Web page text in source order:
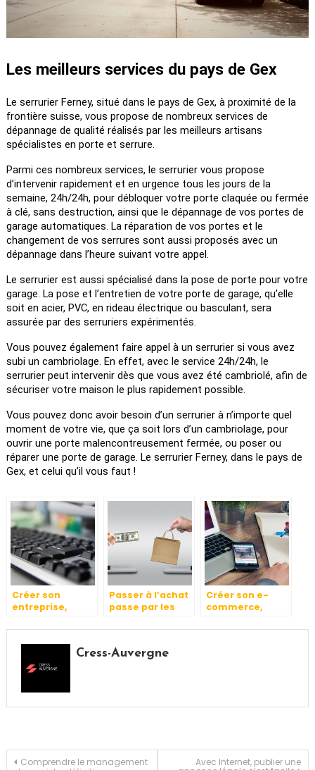
Les meilleurs services du pays de Gex
Le serrurier Ferney, situé dans le pays de Gex, à proximité de la
frontière suisse, vous propose de nombreux services de
dépannage de qualité réalisés par les meilleurs artisans
spécialistes en porte et serrure.
Parmi ces nombreux services, le serrurier vous propose
d’intervenir rapidement et en urgence tous les jours de la
semaine, 24h/24h, pour débloquer votre porte claquée ou fermée
à clé, sans destruction, ainsi que le dépannage de vos portes de
garage automatiques. La réparation de vos portes et le
changement de vos serrures sont aussi proposés avec un
dépannage dans l’heure suivant votre appel.
Le serrurier est aussi spécialisé dans la pose de porte pour votre
garage. La pose et l’entretien de votre porte de garage, qu’elle
soit en acier, PVC, en rideau électrique ou basculant, sera
assurée par des serruriers expérimentés.
Vous pouvez également faire appel à un serrurier si vous avez
subi un cambriolage. En effet, avec le service 24h/24h, le
serrurier peut intervenir dès que vous avez été cambriolé, afin de
sécuriser votre maison le plus rapidement possible.
Vous pouvez donc avoir besoin d’un serrurier à n’importe quel
moment de votre vie, que ça soit lors d’un cambriolage, pour
ouvrir une porte malencontreusement fermée, ou poser ou
réparer une porte de garage. Le serrurier Ferney, dans le pays de
Gex, et celui qu’il vous faut !
Créer son
entreprise,
Passer à l’achat
passe par les
marketing.
Créer son e-
commerce,
Cress-Auvergne
Navigation
Comprendre le management
Avec Internet, publier une